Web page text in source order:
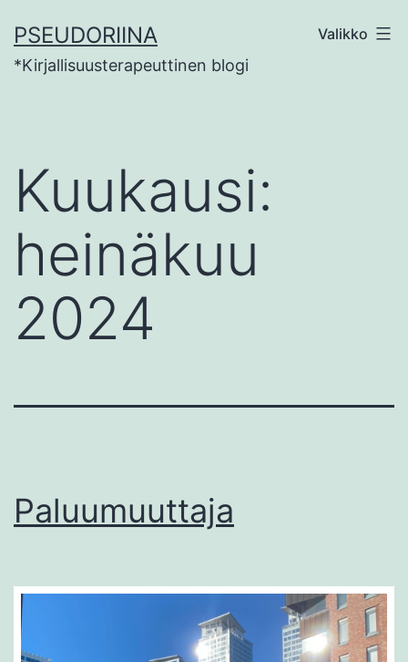
sisältöön
PSEUDORIINA
*Kirjallisuusterapeuttinen blogi
Valikko
Kuukausi:
heinäkuu
2024
Paluumuuttaja